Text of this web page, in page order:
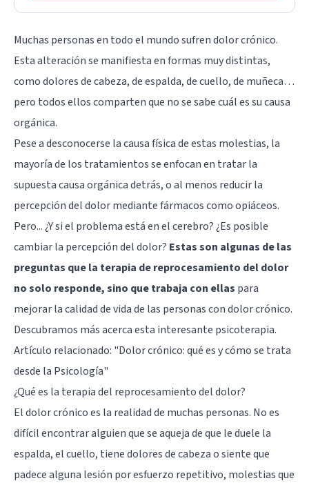
Muchas personas en todo el mundo sufren dolor crónico.
Esta alteración se manifiesta en formas muy distintas,
como dolores de cabeza, de espalda, de cuello, de muñeca…
pero todos ellos comparten que no se sabe cuál es su causa
orgánica.
Pese a desconocerse la causa física de estas molestias, la
mayoría de los tratamientos se enfocan en tratar la
supuesta causa orgánica detrás, o al menos reducir la
percepción del dolor mediante fármacos como opiáceos.
Pero... ¿Y si el problema está en el cerebro? ¿Es posible
cambiar la percepción del dolor? Estas son algunas de las
preguntas que la terapia de reprocesamiento del dolor
no solo responde, sino que trabaja con ellas para
mejorar la calidad de vida de las personas con dolor crónico.
Descubramos más acerca esta interesante psicoterapia.
Artículo relacionado: "Dolor crónico: qué es y cómo se trata
desde la Psicología"
¿Qué es la terapia del reprocesamiento del dolor?
El dolor crónico es la realidad de muchas personas. No es
difícil encontrar alguien que se aqueja de que le duele la
espalda, el cuello, tienedolores de cabezao siente que
padece alguna lesión por esfuerzo repetitivo, molestias que